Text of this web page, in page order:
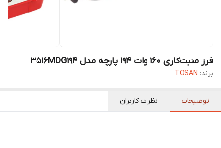
فرز منبت‌کاری 160 وات 194 پارچه مدل 3516MDG194
برند: TOSAN
توضیحات نظرات کاربران